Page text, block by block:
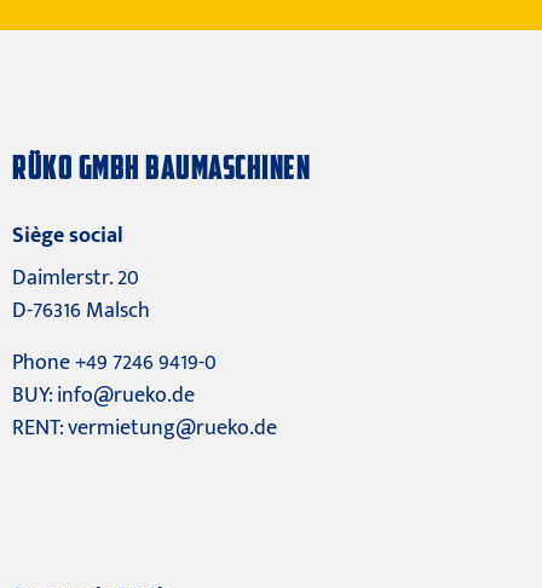
RÜKO GMBH BAUMASCHINEN
Siège social
Daimlerstr. 20
D-76316 Malsch
Phone +49 7246 9419-0
BUY:info@rueko.de
RENT:vermietung@rueko.de